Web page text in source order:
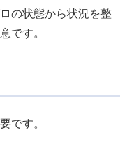
の状態から状況を整
です。
です。